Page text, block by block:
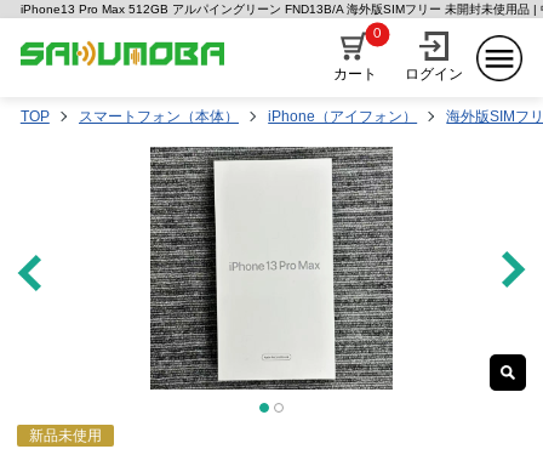
iPhone13 Pro Max 512GB アルパイングリーン FND13B/A 海外版SIMフリー 未開封未使用品 |
カート
0
ログイン
TOP スマートフォン（本体） iPhone（アイフォン） 海外版SIMフ
新品未使用